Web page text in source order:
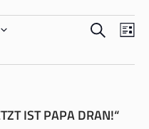
UND
SUCHE
IST PAPA DRAN!“